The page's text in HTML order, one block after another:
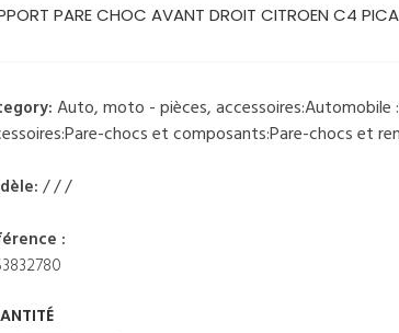
PARE CHOC AVANT DROIT CITROEN C4
Auto, moto - pièces, accessoires:Automobile
chocs et composants:Pare-chocs et
/ / /
: